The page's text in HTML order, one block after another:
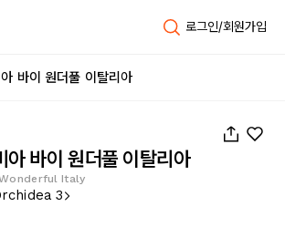
로그인/회원가입
바이 원더풀 이탈리아
아 바이 원더풀 이탈리아
Italy
3